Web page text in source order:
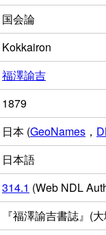
国会論
Kokkairon
福澤諭吉
1879
日本 (GeoNames ，
日本語
314.1 (Web NDL
『福澤諭吉書誌』(